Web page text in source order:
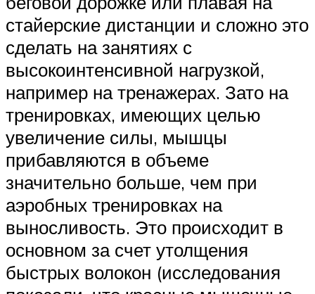
стайерские дистанции и сложно это
сделать на занятиях с
высокоинтенсивной нагрузкой,
например на тренажерах. Зато на
тренировках, имеющих целью
увеличение силы, мышцы
прибавляются в объеме
значительно больше, чем при
аэробных тренировках на
выносливость. Это происходит в
основном за счет утолщения
быстрых волокон (исследования